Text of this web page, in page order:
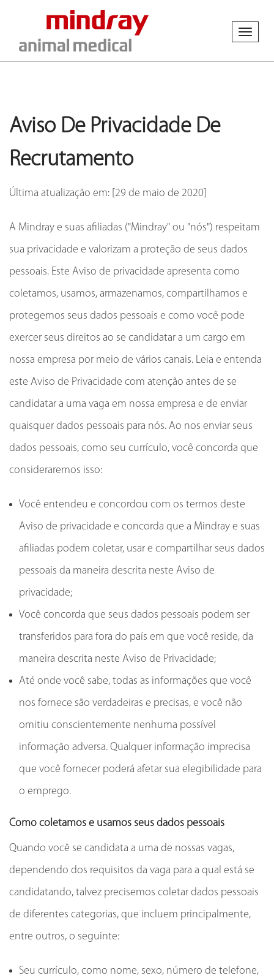
Aviso De Privacidade De
Recrutamento
Última atualização em: [29 de maio de 2020]
A Mindray e suas afiliadas ("Mindray" ou "nós") respeitam
sua privacidade e valorizam a proteção de seus dados
pessoais. Este Aviso de privacidade apresenta como
coletamos, usamos, armazenamos, compartilhamos e
protegemos seus dados pessoais e como você pode
exercer seus direitos ao se candidatar a um cargo em
nossa empresa por meio de vários canais. Leia e entenda
este Aviso de Privacidade com atenção antes de se
candidatar a uma vaga em nossa empresa e de enviar
quaisquer dados pessoais para nós. Ao nos enviar seus
dados pessoais, como seu currículo, você concorda que
consideraremos isso:
Você entendeu e concordou com os termos deste
Aviso de privacidade e concorda que a Mindray e suas
afiliadas podem coletar, usar e compartilhar seus dados
pessoais da maneira descrita neste Aviso de
privacidade;
Você concorda que seus dados pessoais podem ser
transferidos para fora do país em que você reside, da
maneira descrita neste Aviso de Privacidade;
Até onde você sabe, todas as informações que você
nos fornece são verdadeiras e precisas, e você não
omitiu conscientemente nenhuma possível
informação adversa. Qualquer informação imprecisa
que você fornecer poderá afetar sua elegibilidade para
o emprego.
Como coletamos e usamos seus dados pessoais
Quando você se candidata a uma de nossas vagas,
dependendo dos requisitos da vaga para a qual está se
candidatando, talvez precisemos coletar dados pessoais
de diferentes categorias, que incluem principalmente,
entre outros, o seguinte:
Seu currículo, como nome, sexo, número de telefone,